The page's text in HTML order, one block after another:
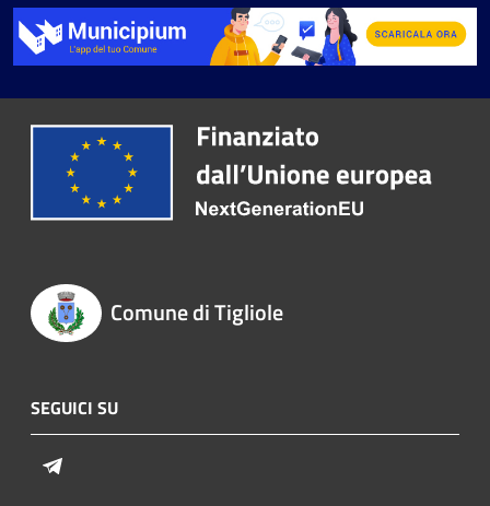
Comune di Tigliole
SEGUICI SU